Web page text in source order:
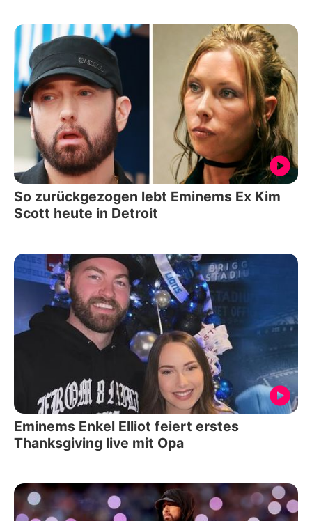
So zurückgezogen lebt Eminems Ex Kim
Scott heute in Detroit
Eminems Enkel Elliot feiert erstes
Thanksgiving live mit Opa